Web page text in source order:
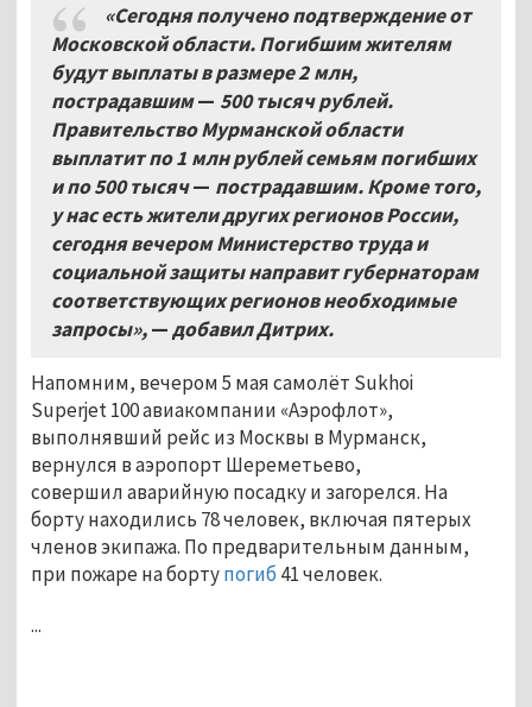
«Сегодня получено подтверждение от
Московской области.Погибшим жителям
будут выплаты в размере 2 млн,
пострадавшим— 500тысяч рублей.
Правительство Мурманской области
выплатит по 1 млн рублей семьям погибших
и по 500 тысяч— пострадавшим.Кроме того,
у нас есть жители других регионов России,
сегодня вечером Министерство труда и
социальной защиты направит губернаторам
соответствующих регионов необходимые
запросы»,—добавил Дитрих.
Напомним, вечером 5 мая самолёт Sukhoi
Superjet 100 авиакомпании «Аэрофлот»,
выполнявший рейс из Москвы в Мурманск,
вернулся в аэропорт Шереметьево,
совершил аварийную посадку и загорелся. На
борту находились 78 человек, включая пятерых
членов экипажа. По предварительным данным,
при пожаре на бортупогиб 41 человек.
...